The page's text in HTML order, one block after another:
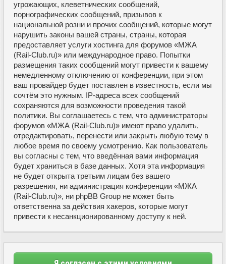
угрожающих, клеветнических сообщений,
порнографических сообщений, призывов к
национальной розни и прочих сообщений, которые могут
нарушить законы вашей страны, страны, которая
предоставляет услуги хостинга для форумов «МЖА
(Rail-Club.ru)» или международное право. Попытки
размещения таких сообщений могут привести к вашему
немедленному отключению от конференции, при этом
ваш провайдер будет поставлен в известность, если мы
сочтём это нужным. IP-адреса всех сообщений
сохраняются для возможности проведения такой
политики. Вы соглашаетесь с тем, что администраторы
форумов «МЖА (Rail-Club.ru)» имеют право удалить,
отредактировать, перенести или закрыть любую тему в
любое время по своему усмотрению. Как пользователь
вы согласны с тем, что введённая вами информация
будет храниться в базе данных. Хотя эта информация
не будет открыта третьим лицам без вашего
разрешения, ни администрация конференции «МЖА
(Rail-Club.ru)», ни phpBB Group не может быть
ответственна за действия хакеров, которые могут
привести к несанкционированному доступу к ней.